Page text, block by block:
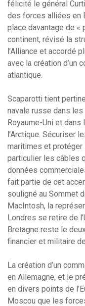
félicité le général
des forces alliées en
place davantage de «
continent, révisé la
l’Alliance et accordé
avec la création d’un
atlantique.
Scaparotti tient
navale russe dans les
Royaume-Uni et dans
l’Arctique. Sécuriser
maritimes et
particulier les câbles
données
fait partie de cet
souligné au Sommet
MacIntosh, la
Londres se retire de
Bretagne reste le
financier et militaire de
La création d’un
en Allemagne, et le
en divers points de
Moscou que les